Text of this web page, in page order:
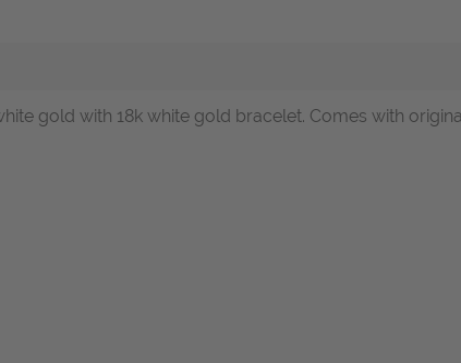
gold with 18k white gold bracelet. Comes with